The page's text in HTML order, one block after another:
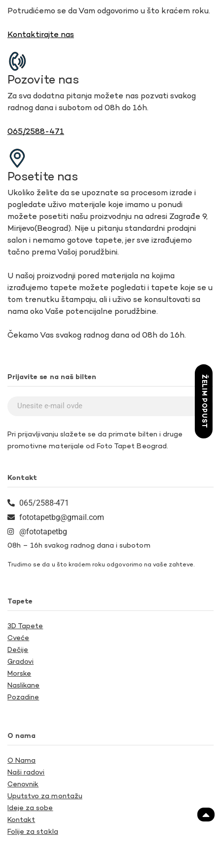
Potrudićemo se da Vam odgovorimo u što kraćem roku.
Kontaktirajte nas
Pozovite nas
Za sva dodatna pitanja možete nas pozvati svakog
radnog dana i subotom od 08h do 16h.
065/2588-471
Posetite nas
Ukoliko želite da se upoznate sa procesom izrade i
pogledate uživo materijale koje imamo u ponudi
možete posetiti našu proizvodnju na adresi Zagrađe 9,
Mirijevo(Beograd). Nije u pitanju standardni prodajni
salon i nemamo gotove tapete, jer sve izrađujemo
tačno prema Vašoj porudžbini.
U našoj proizvodnji pored materijala na kojima
izrađujemo tapete možete pogledati i tapete koje se u
tom trenutku štampaju, ali i uživo se konsultovati sa
nama oko Vaše potencijalne porudžbine.
Čekamo Vas svakog radnog dana od 08h do 16h.
Prijavite se na naš bilten
Pri prijavljivanju slažete se da primate bilten i druge
promotivne materijale od Foto Tapet Beograd.
Kontakt
065/2588-471
fototapetbg@gmail.com
@fototapetbg
08h – 16h svakog radnog dana i subotom
Trudimo se da u što kraćem roku odgovorimo na vaše zahteve.
Tapete
3D Tapete
Cveće
Dečije
Gradovi
Morske
Naslikane
Pozadine
O nama
O Nama
Naši radovi
Cenovnik
Uputstvo za montažu
Ideje za sobe
Kontakt
Folije za stakla
ŽELIM POPUST